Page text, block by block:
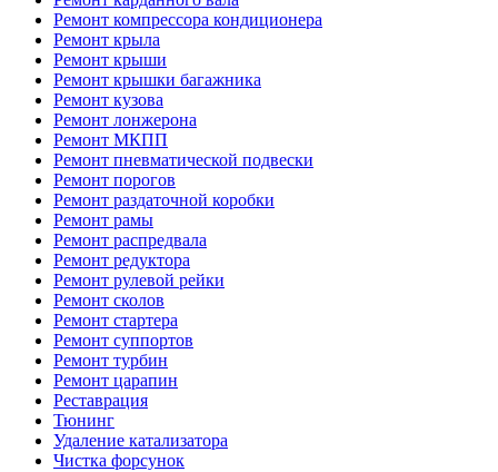
Ремонт компрессора кондиционера
Ремонт крыла
Ремонт крыши
Ремонт крышки багажника
Ремонт кузова
Ремонт лонжерона
Ремонт МКПП
Ремонт пневматической подвески
Ремонт порогов
Ремонт раздаточной коробки
Ремонт рамы
Ремонт распредвала
Ремонт редуктора
Ремонт рулевой рейки
Ремонт сколов
Ремонт стартера
Ремонт суппортов
Ремонт турбин
Ремонт царапин
Реставрация
Тюнинг
Удаление катализатора
Чистка форсунок